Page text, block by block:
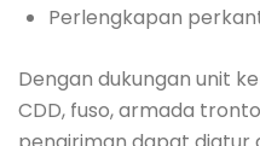
Perlengkapan
Dengan dukungan unit
CDD, fuso, armada